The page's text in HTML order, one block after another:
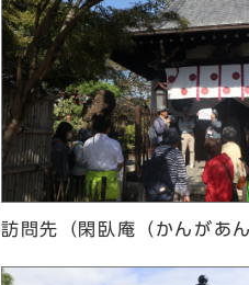
訪問先（閑臥庵（かんがあ